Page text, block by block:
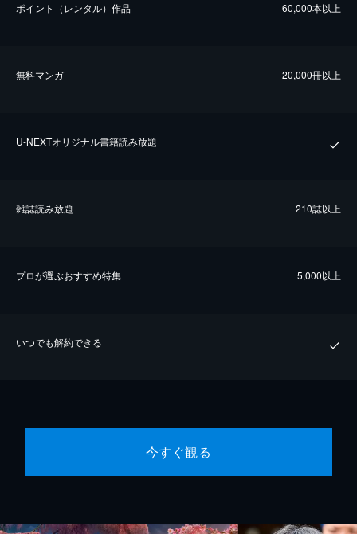
ポイント（レンタル）作品 60,000本以上
無料マンガ 20,000冊以上
U-NEXTオリジナル書籍読み放題
雑誌読み放題 210誌以上
プロが選ぶおすすめ特集 5,000以上
いつでも解約できる
今すぐ観る